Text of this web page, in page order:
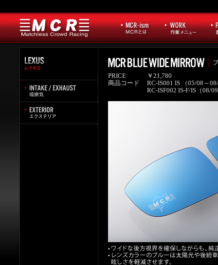
PRICE
￥21,780
商品コード
RC-IS001 IS （05/08～
RC-ISF002 IS-F/IS（08/